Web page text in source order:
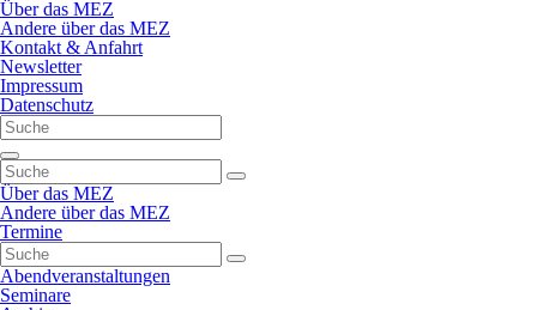
Navigation
überspringen
Über das MEZ
Andere über das MEZ
Kontakt & Anfahrt
Newsletter
Impressum
Datenschutz
Navigation
überspringen
Über das MEZ
Andere über das MEZ
Termine
Abendveranstaltungen
Seminare